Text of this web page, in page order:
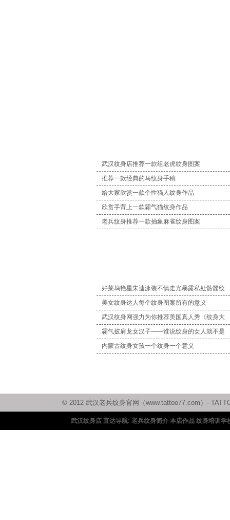
武汉纹身店推荐一款组老虎纹身图案
推荐一款经典的马纹身手稿
给大家欣赏一款个性猫人纹身作品
欣赏手背上一款霸气猫纹身作品
老兵纹身推荐一款抽象麻雀纹身图案
好莱坞艳星朱迪泳装不慎走光暴露私处骷髅纹
美女纹身达人每个纹身图案所有的意义
武汉纹身网强力为你推荐美国真人秀《纹身大
霸气披肩龙女汉子——谁说纹身的女人就不是
内蒙古纹身女孩一个纹身一个意义
© 2012 武汉老兵纹身官网（www.tattoo77.com）-
武汉纹身店 直达导航: 老兵纹身简介 本店作品 纹身培训学